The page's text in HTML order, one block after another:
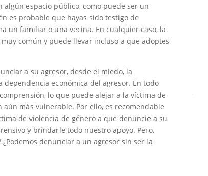
algún espacio público, como puede ser un
es probable que hayas sido testigo de
un familiar o una vecina. En cualquier caso, la
común y puede llevar incluso a que adoptes
a su agresor, desde el miedo, la
económica del agresor. En todo
lo que puede alejar a la víctima de
más vulnerable. Por ello, es recomendable
de violencia de género a que denuncie a su
y brindarle todo nuestro apoyo. Pero,
denunciar a un agresor sin ser la